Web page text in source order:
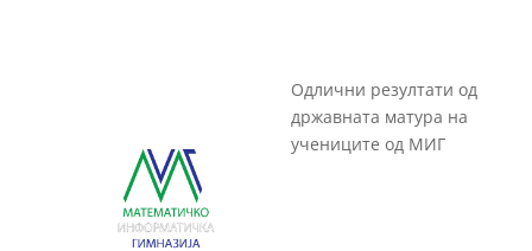
Одлични резултати од
државната матура на
учениците од МИГ